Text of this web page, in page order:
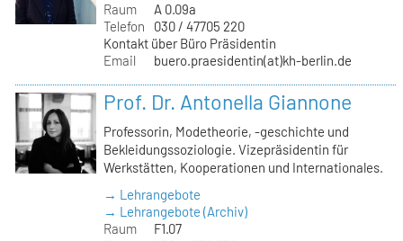
Raum
A 0.09a
Telefon
030 / 47705 220
Kontakt über Büro Präsidentin
Email
buero.praesidentin(at)kh-berlin.de
Prof. Dr. Antonella Giannone
Professorin, Modetheorie, -geschichte und
Bekleidungssoziologie. Vizepräsidentin für
Werkstätten, Kooperationen und Internationales.
→ Lehrangebote
→ Lehrangebote (Archiv)
Raum
F1.07